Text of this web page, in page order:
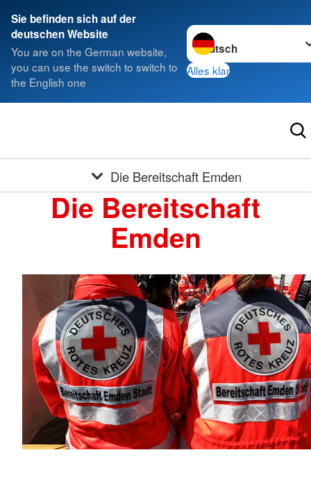
Sie befinden sich auf der
deutschen Website
You are on the German website,
you can use the switch to switch to
the English one
Sprache wechseln zu
Alles klar
Die Bereitschaft Emden
Die Bereitschaft
Emden